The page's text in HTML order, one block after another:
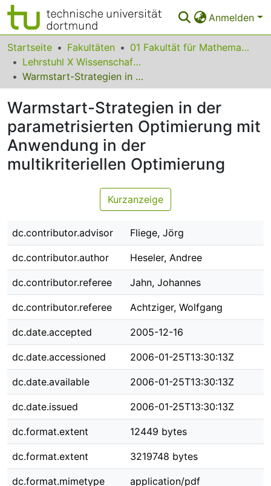
Anmelden
Bereiche & Sammlungen
Das gesamte Repositorium
Leitlinien
Zurück zur Startseite
Startseite Fakultäten
01 Fakultät für Mathematik
Lehrstuhl X Wissenschaftliches Rechnen
Warmstart-Strategien in der parametrisierten Optimierung mit Anwendung in der multikriteriellen Optimierung
Warmstart-Strategien in der
parametrisierten Optimierung mit
Anwendung in der
multikriteriellen Optimierung
Kurzanzeige
dc.contributor.advisor Fliege, Jörg
dc.contributor.author Heseler, Andree
dc.contributor.referee Jahn, Johannes
dc.contributor.referee Achtziger, Wolfgang
dc.date.accepted 2005-12-16
dc.date.accessioned 2006-01-25T13:30:13Z
dc.date.available 2006-01-25T13:30:13Z
dc.date.issued 2006-01-25T13:30:13Z
dc.format.extent 12449 bytes
dc.format.extent 3219748 bytes
dc.format.mimetype application/pdf